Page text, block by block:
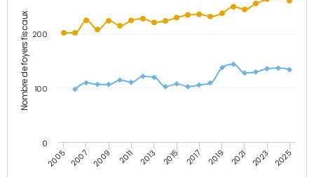
Nombre de foyers fiscaux
2005 2007 2009 2011 2013 2015 2017 2019 2021 2023 2025
0
100
200